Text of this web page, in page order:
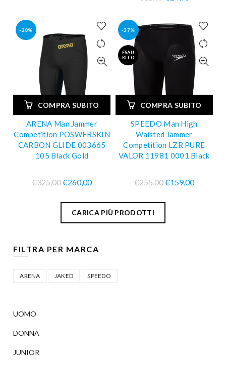
-20%
COMPRA SUBITO
ARENA Man Jammer
Competition POSWERSKIN
CARBON GLIDE 003665
105 Black Gold
€325,00€260,00
-37%
ESAU
RITO
COMPRA SUBITO
SPEEDO Man High
Waisted Jammer
Competition LZR PURE
VALOR 11981 0001 Black
€255,00€159,00
CARICA PIÙ PRODOTTI
FILTRA PER MARCA
ARENA JAKED SPEEDO
UOMO
DONNA
JUNIOR